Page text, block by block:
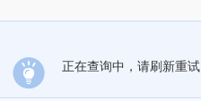
正在查询中，请刷新重试